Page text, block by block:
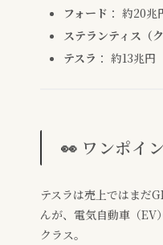
フォード ： 約20兆
ステランティス（
テスラ ： 約13兆円
👀 ワンポイ
テスラは売上ではまだ
んが、電気自動車（EV
クラス。